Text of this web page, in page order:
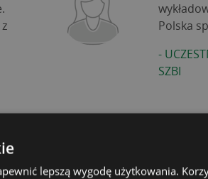
Polska
-
SZBI
lepszą wygodę użytkowania.